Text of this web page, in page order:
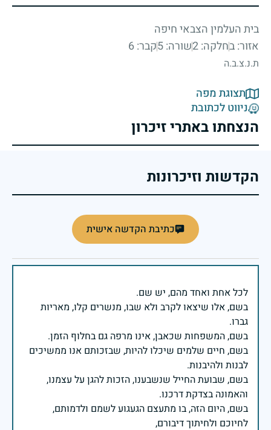
בית העלמין הצבאי חיפה
אזור: בחלקה: 2 שורה: 5 קבר: 6
ת.נ.צ.ב.ה
תצוגת מפה
ניווט לכתובת
הנצחתו באתרי זיכרון
הקדשות וזיכרונות
כתיבת הקדשה אישית
בשם, אלו שיצאו לקרב ולא שבו, מנשרים קלו, מאריות
בשם, חיים שלמים שיכלו להיות, שבזכותם אנו ממשיכים
בשם, שבועת החייל שנשבענו, הזכות להגן על עצמנו,
בשם, היום הזה, בו מתעצם הגעגוע לשמם ולדמותם,